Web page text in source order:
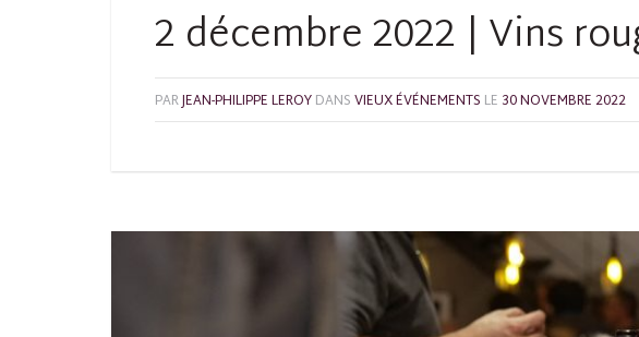
2 décembre 2022 | Vins
PARJEAN-PHILIPPE LEROYDANSVIEUX ÉVÉNEMENTS LE 30 NOVEMBRE 2022